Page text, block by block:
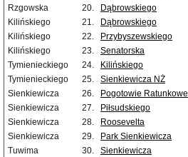
Rzgowska
20. Dąbrowskiego
Kilińskiego
21. Dąbrowskiego
Kilińskiego
22. Przybyszewskiego
Kilińskiego
23. Senatorska
Tymienieckiego
24. Kilińskiego
Tymienieckiego
25. Sienkiewicza NŻ
Sienkiewicza
26. Pogotowie Ratunkowe
Sienkiewicza
27. Piłsudskiego
Sienkiewicza
28. Roosevelta
Sienkiewicza
29. Park Sienkiewicza
Tuwima
30. Sienkiewicza